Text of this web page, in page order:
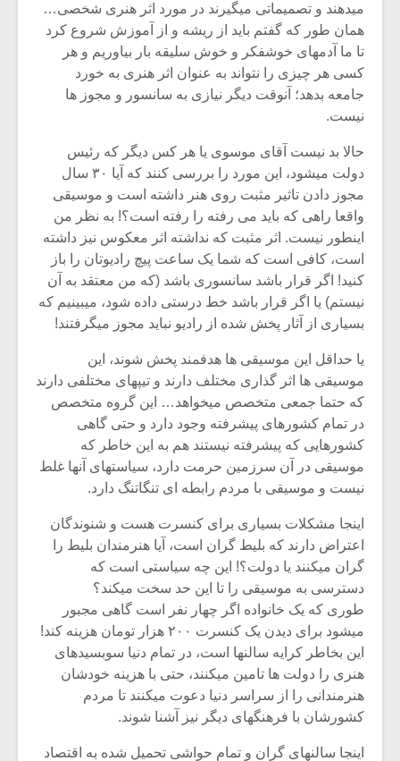
میدهند و تصمیماتی میگیرند در مورد اثر هنری شخصی…
همان طور که گفتم باید از ریشه و از آموزش شروع کرد
تا ما آدمهای خوشفکر و خوش سلیقه بار بیاوریم و هر
کسی هر چیزی را نتواند به عنوان اثر هنری به خورد
جامعه بدهد؛ آنوقت دیگر نیازی به سانسور و مجوز ها
نیست.
حالا بد نیست آقای موسوی یا هر کس دیگر که رئیس
دولت میشود، این مورد را بررسی کنند که آیا ۳۰ سال
مجوز دادن تاثیر مثبت روی هنر داشته است و موسیقی
واقعا راهی که باید می رفته را رفته است؟! به نظر من
اینطور نیست. اثر مثبت که نداشته اثر معکوس نیز داشته
است، کافی است که شما یک ساعت پیچ رادیوتان را باز
کنید! اگر قرار باشد سانسوری باشد (که من معتقد به آن
نیستم) یا اگر قرار باشد خط درستی داده شود، میبینیم که
بسیاری از آثار پخش شده از رادیو نباید مجوز میگرفتند!
یا حداقل این موسیقی ها هدفمند پخش شوند، این
موسیقی ها اثر گذاری مختلف دارند و تیپهای مختلفی دارند
که حتما جمعی متخصص میخواهد… این گروه متخصص
در تمام کشورهای پیشرفته وجود دارد و حتی گاهی
کشورهایی که پیشرفته نیستند هم به این خاطر که
موسیقی در آن سرزمین حرمت دارد، سیاستهای آنها غلط
نیست و موسیقی با مردم رابطه ای تنگاتنگ دارد.
اینجا مشکلات بسیاری برای کنسرت هست و شنوندگان
اعتراض دارند که بلیط گران است، آیا هنرمندان بلیط را
گران میکنند یا دولت؟! این چه سیاستی است که
دسترسی به موسیقی را تا این حد سخت میکند؟
طوری که یک خانواده اگر چهار نفر است گاهی مجبور
میشود برای دیدن یک کنسرت ۲۰۰ هزار تومان هزینه کند!
این بخاطر کرایه سالنها است، در تمام دنیا سوبسیدهای
هنری را دولت ها تامین میکنند، حتی با هزینه خودشان
هنرمندانی را از سراسر دنیا دعوت میکنند تا مردم
کشورشان با فرهنگهای دیگر نیز آشنا شوند.
اینجا سالنهای گران و تمام حواشی تحمیل شده به اقتصاد